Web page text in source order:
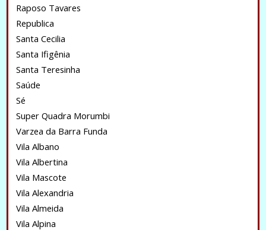
Raposo Tavares
Republica
Santa Cecilia
Santa Ifigênia
Santa Teresinha
Saúde
Sé
Super Quadra Morumbi
Varzea da Barra Funda
Vila Albano
Vila Albertina
Vila Mascote
Vila Alexandria
Vila Almeida
Vila Alpina